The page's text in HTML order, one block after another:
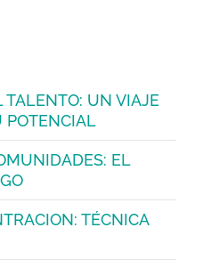
UN VIAJE
POTENCIAL
EL
TÉCNICA